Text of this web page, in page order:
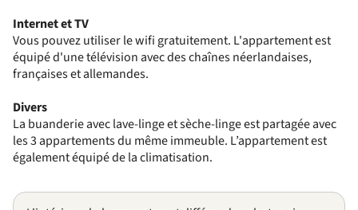
Internet et TV
Vous pouvez utiliser le wifi gratuitement. L'appartement est
équipé d'une télévision avec des chaînes néerlandaises,
françaises et allemandes.
Divers
La buanderie avec lave-linge et sèche-linge est partagée avec
les 3 appartements du même immeuble. L’appartement est
également équipé de la climatisation.